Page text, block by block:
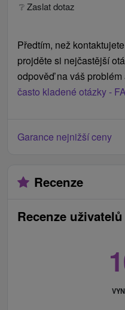
❔ Zaslat dotaz
Předtím, než
projděte si nejčastější
odpověď na váš
často kladené otázky -
Garance nejnižší ceny
Recenze
Recenze uživatelů